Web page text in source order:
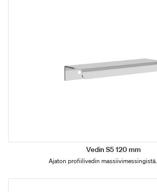
Vedin S5 120 mm
Ajaton profiilivedin massiivimessingistä.